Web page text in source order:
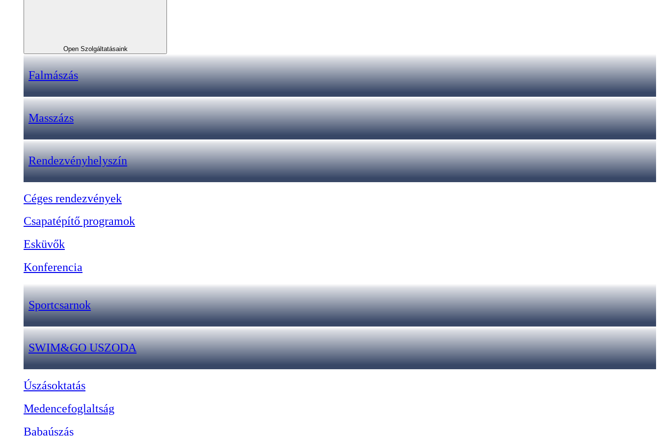
Open Szolgáltatásaink
Falmászás
Masszázs
Rendezvényhelyszín
Céges rendezvények
Csapatépítő programok
Esküvők
Konferencia
Sportcsarnok
SWIM&GO USZODA
Úszásoktatás
Medencefoglaltság
Babaúszás